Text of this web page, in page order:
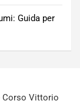
Guida per
Corso Vittorio